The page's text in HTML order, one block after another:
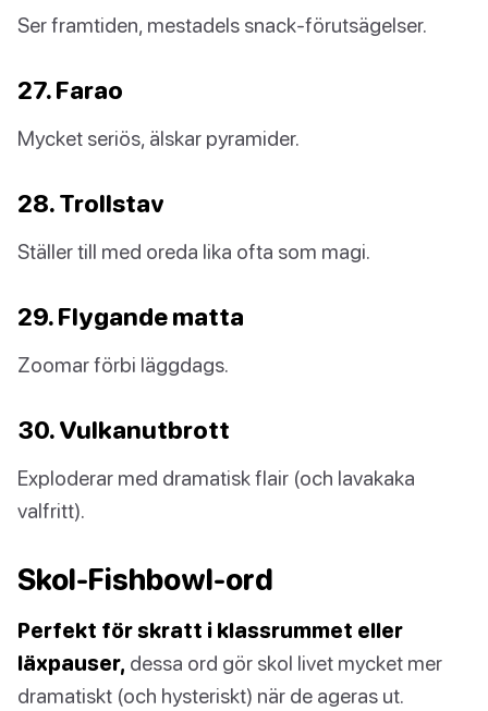
Ser framtiden, mestadels snack-förutsägelser.
27. Farao
Mycket seriös, älskar pyramider.
28. Trollstav
Ställer till med oreda lika ofta som magi.
29. Flygande matta
Zoomar förbi läggdags.
30. Vulkanutbrott
Exploderar med dramatisk flair (och lavakaka
valfritt).
Skol-Fishbowl-ord
Perfekt för skratt i klassrummet eller
läxpauser, dessa ord gör skol livet mycket mer
dramatiskt (och hysteriskt) när de ageras ut.